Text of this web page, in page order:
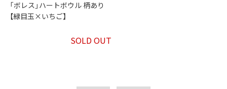
「ボレス」ハートボウル 柄あり
【緑目玉×いちご】
SOLD OUT